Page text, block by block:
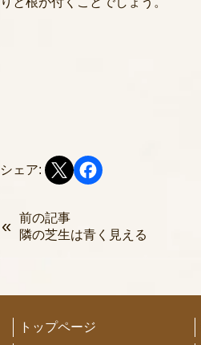
シェア:
前の記事
隣の芝生は青く見える
トップページ